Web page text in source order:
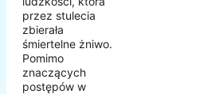
przez stulecia
zbierała
śmiertelne żniwo.
Pomimo
znaczących
postępów w